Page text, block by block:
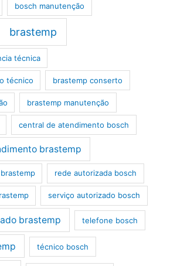
bosch manutenção
brastemp
técnica
técnico brastemp conserto
brastemp manutenção
central de atendimento bosch
brastemp
rede autorizada bosch
serviço autorizado bosch
brastemp telefone bosch
técnico bosch